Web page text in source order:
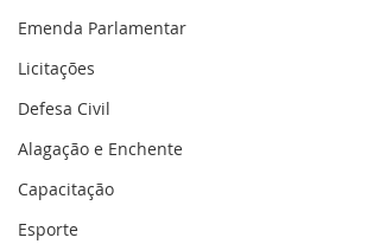
Emenda Parlamentar
Licitações
Defesa Civil
Alagação e Enchente
Capacitação
Esporte